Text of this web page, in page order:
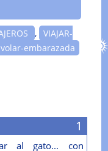
, VIAJAR-
volar-embarazada
al gato... con